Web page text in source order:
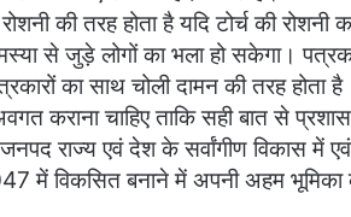
की तरह होता है यदि टोर्च की
से जुड़े लोगों का भला हो सकेगा।
का साथ चोली दामन की तरह होता
कराना चाहिए ताकि सही बात से
राज्य एवं देश के सर्वांगीण विकास में
में विकसित बनाने में अपनी अहम भूमिका